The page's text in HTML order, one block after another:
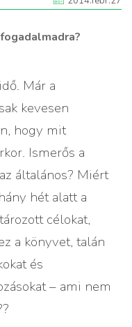
Már a
kevesen
hogy mit
Ismerős a
általános? Miért
hét alatt a
célokat,
a könyvet, talán
és
– ami nem